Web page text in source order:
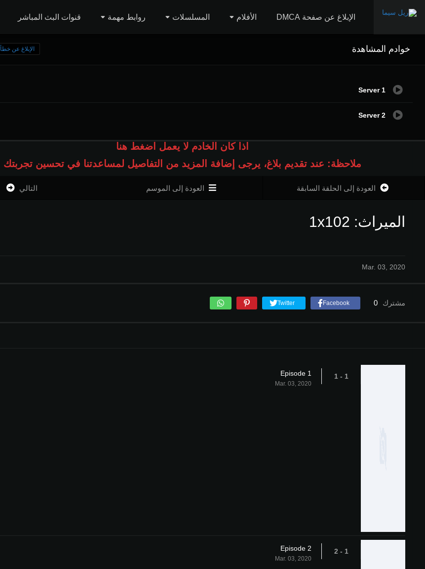
الإبلاغ عن صفحة DMCA الأفلام المسلسلات روابط مهمة قنوات البث المباشر
خوادم المشاهدة الإبلاغ عن خطأ
Server 1
Server 2
اذا كان الخادم لا يعمل اضغط هنا
ملاحظة: عند تقديم بلاغ، يرجى إضافة المزيد من التفاصيل لمساعدتنا في تحسين تجربتك
العودة إلى الحلقة السابقة العودة إلى الموسم التالي
الميراث: 1x102
Mar. 03, 2020
مشترك 0
Facebook
Twitter
1 - 1
Episode 1
Mar. 03, 2020
1 - 2
Episode 2
Mar. 03, 2020